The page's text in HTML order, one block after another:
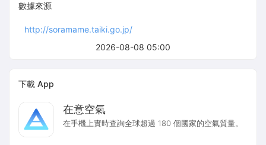
2026-08-08 05:00
數據來源
http://soramame.taiki.go.jp/
下載 App
在意空氣
在手機上實時查詢全球超過 180 個國家的空氣質量。